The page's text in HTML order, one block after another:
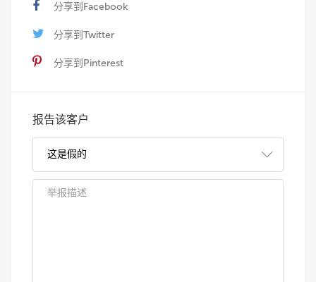
分享到Facebook
分享到Twitter
分享到Pinterest
报告该客户